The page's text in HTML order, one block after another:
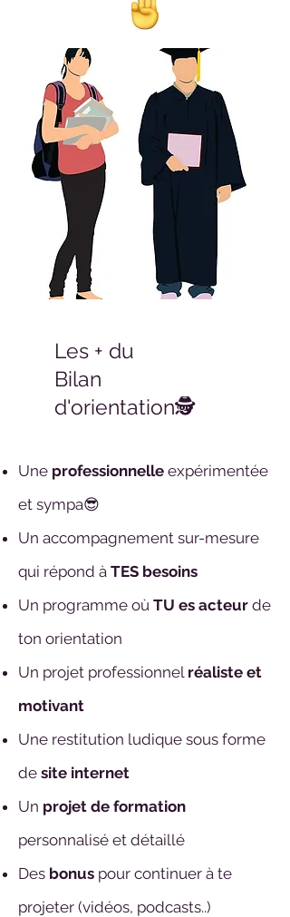
Les + du
Bilan
d'orientation🕵️
Une professionnelle expérimentée
et sympa😎
Un accompagnement sur-mesure
qui répond à TES besoins
Un programme où TU es acteur de
ton orientation
Un projet professionnel réaliste et
motivant
Une restitution ludique sous forme
de site internet
Un projet de formation
personnalisé et détaillé
Des bonus pour continuer à te
projeter (vidéos, podcasts..)